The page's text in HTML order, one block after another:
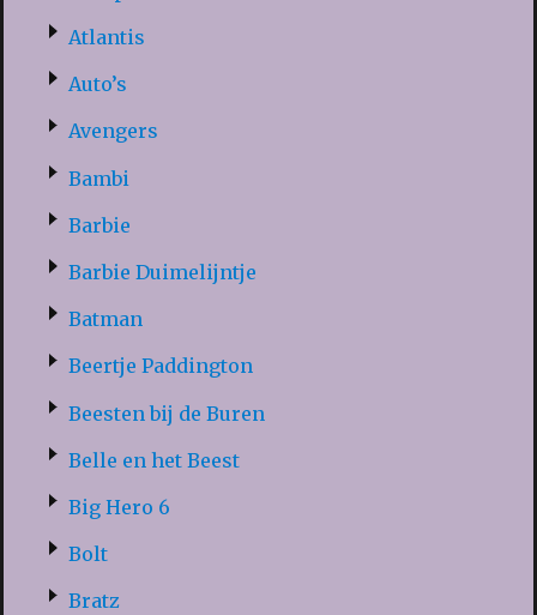
Atlantis
Auto’s
Avengers
Bambi
Barbie
Barbie Duimelijntje
Batman
Beertje Paddington
Beesten bij de Buren
Belle en het Beest
Big Hero 6
Bolt
Bratz